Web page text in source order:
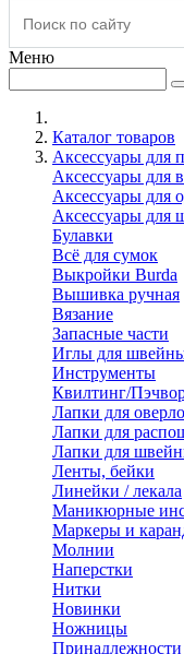
Меню
Каталог товаров
Аксессуары для
Аксессуары
Аксессуары для
Аксессуары
Булавки
Всё для сумок
Выкройки Burda
Вышивка ручная
Вязание
Запасные части
Иглы для
Инструменты
Квилтинг/
Лапки для
Лапки для
Лапки для
Ленты, бейки
Линейки / лекала
Маникюрные
Маркеры и
Молнии
Наперстки
Нитки
Новинки
Ножницы
Принадлежности